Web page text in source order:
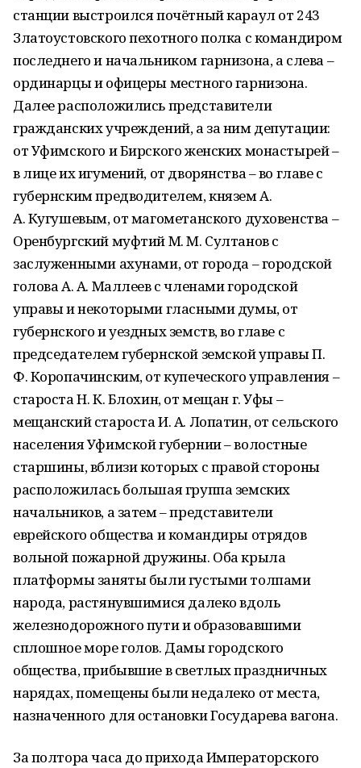
станции выстроился почётный караул от 243
Златоустовского пехотного полка с командиром
последнего и начальником гарнизона, а слева –
ординарцы и офицеры местного гарнизона.
Далее расположились представители
гражданских учреждений, а за ним депутации:
от Уфимского и Бирского женских монастырей –
в лице их игумений, от дворянства – во главе с
губернским предводителем, князем А.
А. Кугушевым, от магометанского духовенства –
Оренбургский муфтий М. М. Султанов с
заслуженными ахунами, от города – городской
голова А. А. Маллеев с членами городской
управы и некоторыми гласными думы, от
губернского и уездных земств, во главе с
председателем губернской земской управы П.
Ф. Коропачинским, от купеческого управления –
староста Н. К. Блохин, от мещан г. Уфы –
мещанский староста И. А. Лопатин, от сельского
населения Уфимской губернии – волостные
старшины, вблизи которых с правой стороны
расположилась большая группа земских
начальников, а затем – представители
еврейского общества и командиры отрядов
вольной пожарной дружины. Оба крыла
платформы заняты были густыми толпами
народа, растянувшимися далеко вдоль
железнодорожного пути и образовавшими
сплошное море голов. Дамы городского
общества, прибывшие в светлых праздничных
нарядах, помещены были недалеко от места,
назначенного для остановки Государева вагона.
За полтора часа до прихода Императорского